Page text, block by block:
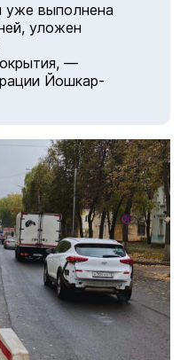
выполнена
уложен
—
Йошкар-